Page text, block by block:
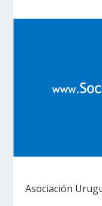
Asociación